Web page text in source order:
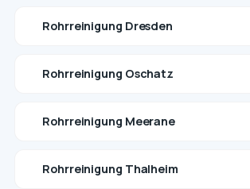
Rohrreinigung Dresden
Rohrreinigung Oschatz
Rohrreinigung Meerane
Rohrreinigung Thalheim